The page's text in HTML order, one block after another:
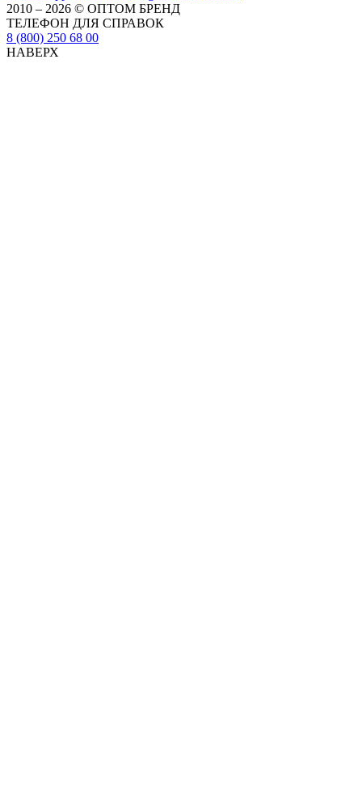
2010 – 2026 © ОПТОМ БРЕНД
ТЕЛЕФОН ДЛЯ СПРАВОК
8 (800) 250 68 00
НАВЕРХ